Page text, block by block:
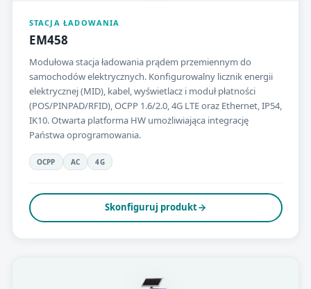
STACJA ŁADOWANIA
EM458
Modułowa stacja ładowania prądem przemiennym do
samochodów elektrycznych. Konfigurowalny licznik energii
elektrycznej (MID), kabel, wyświetlacz i moduł płatności
(POS/PINPAD/RFID), OCPP 1.6/2.0, 4G LTE oraz Ethernet, IP54,
IK10. Otwarta platforma HW umożliwiająca integrację
Państwa oprogramowania.
OCPP AC 4G
Skonfiguruj produkt